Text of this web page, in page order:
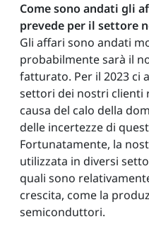
Come sono andati gli
prevede per il settore
Gli affari sono andati
probabilmente sarà il
fatturato. Per il 2023 ci
settori dei nostri clienti
causa del calo della
delle incertezze di
Fortunatamente, la
utilizzata in diversi
quali sono
crescita, come la
semiconduttori.